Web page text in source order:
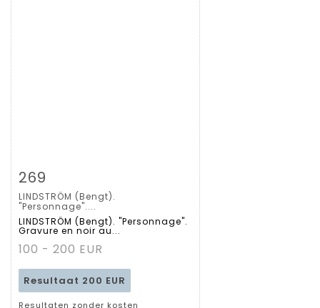
Gedetailleerde
fiche
269
LINDSTRÖM (Bengt).
"Personnage"....
LINDSTRÖM (Bengt). "Personnage".
Gravure en noir au...
100 - 200 EUR
Resultaat 200 EUR
Resultaten zonder kosten